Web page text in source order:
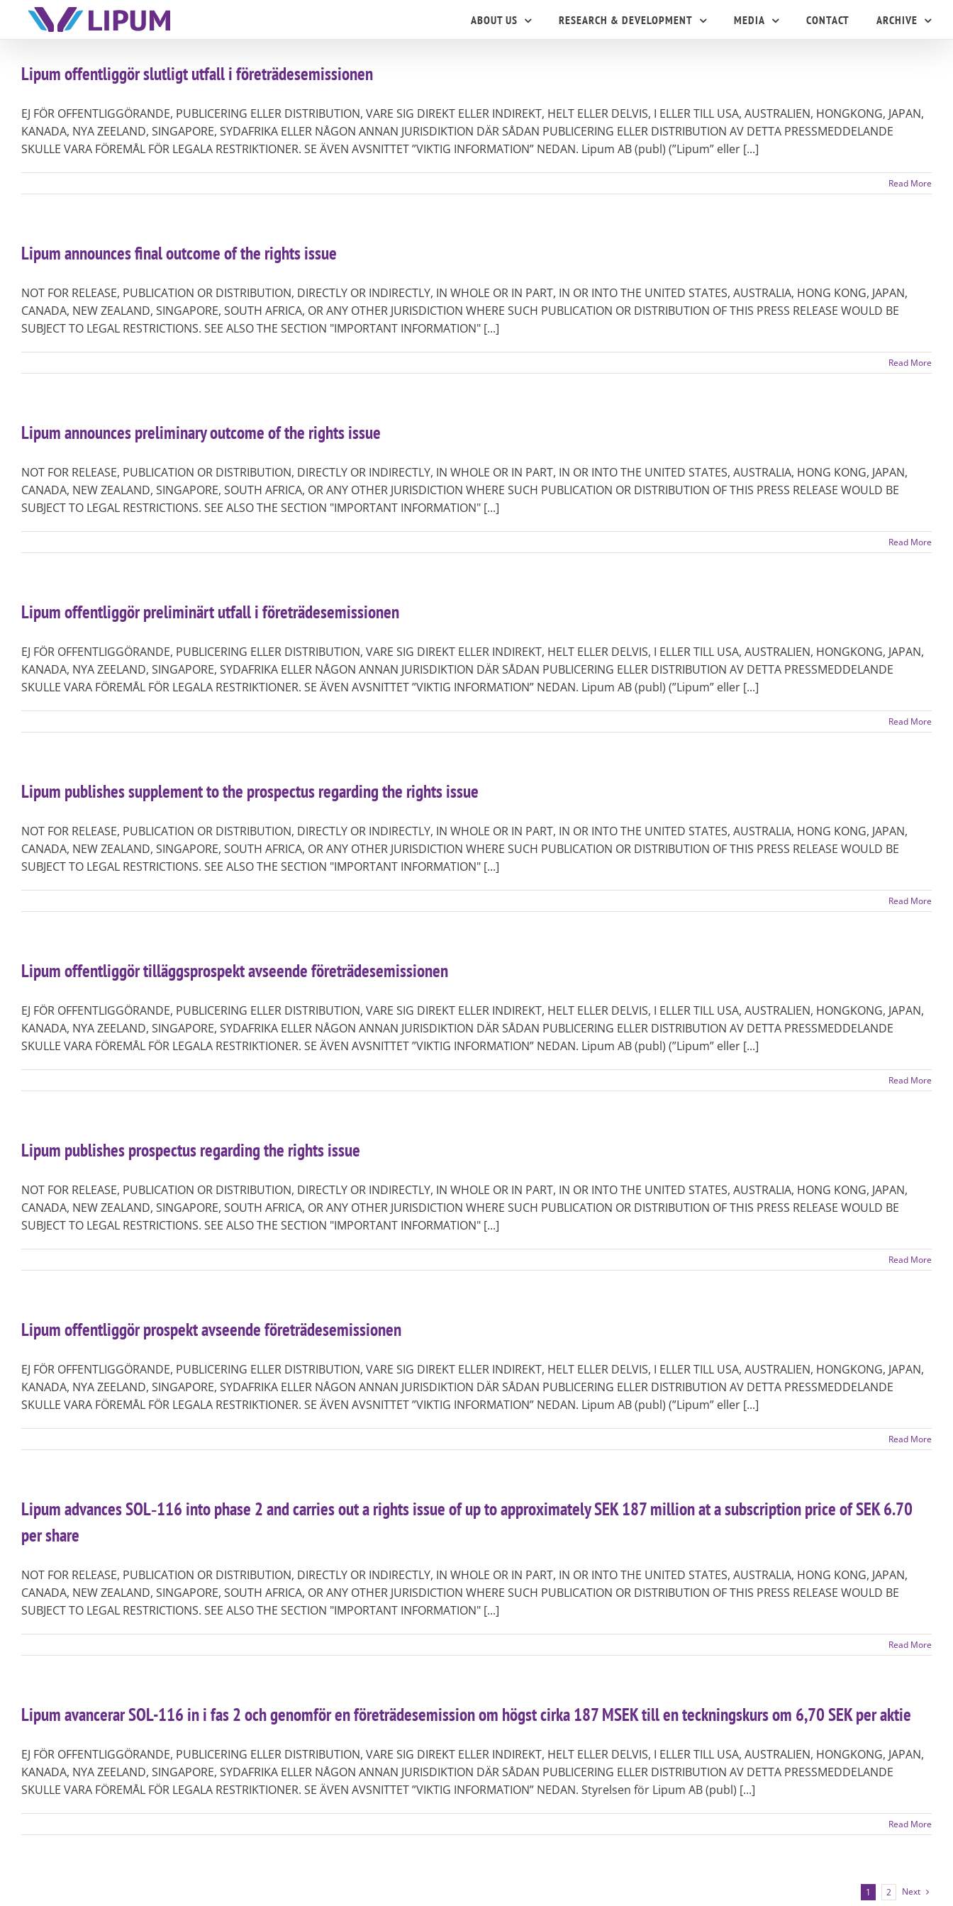
content
ABOUT US RESEARCH & DEVELOPMENT MEDIA CONTACT ARCHIVE
Lipum offentliggör slutligt utfall i företrädesemissionen
EJ FÖR OFFENTLIGGÖRANDE, PUBLICERING ELLER DISTRIBUTION, VARE SIG DIREKT ELLER INDIREKT, HELT ELLER DELVIS, I ELLER TILL USA, AUSTRALIEN, HONGKONG, JAPAN,
KANADA, NYA ZEELAND, SINGAPORE, SYDAFRIKA ELLER NÅGON ANNAN JURISDIKTION DÄR SÅDAN PUBLICERING ELLER DISTRIBUTION AV DETTA PRESSMEDDELANDE
SKULLE VARA FÖREMÅL FÖR LEGALA RESTRIKTIONER. SE ÄVEN AVSNITTET ”VIKTIG INFORMATION” NEDAN. Lipum AB (publ) (”Lipum” eller [...]
Read More
Lipum announces final outcome of the rights issue
NOT FOR RELEASE, PUBLICATION OR DISTRIBUTION, DIRECTLY OR INDIRECTLY, IN WHOLE OR IN PART, IN OR INTO THE UNITED STATES, AUSTRALIA, HONG KONG, JAPAN,
CANADA, NEW ZEALAND, SINGAPORE, SOUTH AFRICA, OR ANY OTHER JURISDICTION WHERE SUCH PUBLICATION OR DISTRIBUTION OF THIS PRESS RELEASE WOULD BE
SUBJECT TO LEGAL RESTRICTIONS. SEE ALSO THE SECTION "IMPORTANT INFORMATION" [...]
Read More
Lipum announces preliminary outcome of the rights issue
NOT FOR RELEASE, PUBLICATION OR DISTRIBUTION, DIRECTLY OR INDIRECTLY, IN WHOLE OR IN PART, IN OR INTO THE UNITED STATES, AUSTRALIA, HONG KONG, JAPAN,
CANADA, NEW ZEALAND, SINGAPORE, SOUTH AFRICA, OR ANY OTHER JURISDICTION WHERE SUCH PUBLICATION OR DISTRIBUTION OF THIS PRESS RELEASE WOULD BE
SUBJECT TO LEGAL RESTRICTIONS. SEE ALSO THE SECTION "IMPORTANT INFORMATION" [...]
Read More
Lipum offentliggör preliminärt utfall i företrädesemissionen
EJ FÖR OFFENTLIGGÖRANDE, PUBLICERING ELLER DISTRIBUTION, VARE SIG DIREKT ELLER INDIREKT, HELT ELLER DELVIS, I ELLER TILL USA, AUSTRALIEN, HONGKONG, JAPAN,
KANADA, NYA ZEELAND, SINGAPORE, SYDAFRIKA ELLER NÅGON ANNAN JURISDIKTION DÄR SÅDAN PUBLICERING ELLER DISTRIBUTION AV DETTA PRESSMEDDELANDE
SKULLE VARA FÖREMÅL FÖR LEGALA RESTRIKTIONER. SE ÄVEN AVSNITTET ”VIKTIG INFORMATION” NEDAN. Lipum AB (publ) (”Lipum” eller [...]
Read More
Lipum publishes supplement to the prospectus regarding the rights issue
NOT FOR RELEASE, PUBLICATION OR DISTRIBUTION, DIRECTLY OR INDIRECTLY, IN WHOLE OR IN PART, IN OR INTO THE UNITED STATES, AUSTRALIA, HONG KONG, JAPAN,
CANADA, NEW ZEALAND, SINGAPORE, SOUTH AFRICA, OR ANY OTHER JURISDICTION WHERE SUCH PUBLICATION OR DISTRIBUTION OF THIS PRESS RELEASE WOULD BE
SUBJECT TO LEGAL RESTRICTIONS. SEE ALSO THE SECTION "IMPORTANT INFORMATION" [...]
Read More
Lipum offentliggör tilläggsprospekt avseende företrädesemissionen
EJ FÖR OFFENTLIGGÖRANDE, PUBLICERING ELLER DISTRIBUTION, VARE SIG DIREKT ELLER INDIREKT, HELT ELLER DELVIS, I ELLER TILL USA, AUSTRALIEN, HONGKONG, JAPAN,
KANADA, NYA ZEELAND, SINGAPORE, SYDAFRIKA ELLER NÅGON ANNAN JURISDIKTION DÄR SÅDAN PUBLICERING ELLER DISTRIBUTION AV DETTA PRESSMEDDELANDE
SKULLE VARA FÖREMÅL FÖR LEGALA RESTRIKTIONER. SE ÄVEN AVSNITTET ”VIKTIG INFORMATION” NEDAN. Lipum AB (publ) (”Lipum” eller [...]
Read More
Lipum publishes prospectus regarding the rights issue
NOT FOR RELEASE, PUBLICATION OR DISTRIBUTION, DIRECTLY OR INDIRECTLY, IN WHOLE OR IN PART, IN OR INTO THE UNITED STATES, AUSTRALIA, HONG KONG, JAPAN,
CANADA, NEW ZEALAND, SINGAPORE, SOUTH AFRICA, OR ANY OTHER JURISDICTION WHERE SUCH PUBLICATION OR DISTRIBUTION OF THIS PRESS RELEASE WOULD BE
SUBJECT TO LEGAL RESTRICTIONS. SEE ALSO THE SECTION "IMPORTANT INFORMATION" [...]
Read More
Lipum offentliggör prospekt avseende företrädesemissionen
EJ FÖR OFFENTLIGGÖRANDE, PUBLICERING ELLER DISTRIBUTION, VARE SIG DIREKT ELLER INDIREKT, HELT ELLER DELVIS, I ELLER TILL USA, AUSTRALIEN, HONGKONG, JAPAN,
KANADA, NYA ZEELAND, SINGAPORE, SYDAFRIKA ELLER NÅGON ANNAN JURISDIKTION DÄR SÅDAN PUBLICERING ELLER DISTRIBUTION AV DETTA PRESSMEDDELANDE
SKULLE VARA FÖREMÅL FÖR LEGALA RESTRIKTIONER. SE ÄVEN AVSNITTET ”VIKTIG INFORMATION” NEDAN. Lipum AB (publ) (”Lipum” eller [...]
Read More
Lipum advances SOL‑116 into phase 2 and carries out a rights issue of up to approximately SEK 187 million at a subscription price of SEK 6.70
per share
NOT FOR RELEASE, PUBLICATION OR DISTRIBUTION, DIRECTLY OR INDIRECTLY, IN WHOLE OR IN PART, IN OR INTO THE UNITED STATES, AUSTRALIA, HONG KONG, JAPAN,
CANADA, NEW ZEALAND, SINGAPORE, SOUTH AFRICA, OR ANY OTHER JURISDICTION WHERE SUCH PUBLICATION OR DISTRIBUTION OF THIS PRESS RELEASE WOULD BE
SUBJECT TO LEGAL RESTRICTIONS. SEE ALSO THE SECTION "IMPORTANT INFORMATION" [...]
Read More
Lipum avancerar SOL-116 in i fas 2 och genomför en företrädesemission om högst cirka 187 MSEK till en teckningskurs om 6,70 SEK per aktie
EJ FÖR OFFENTLIGGÖRANDE, PUBLICERING ELLER DISTRIBUTION, VARE SIG DIREKT ELLER INDIREKT, HELT ELLER DELVIS, I ELLER TILL USA, AUSTRALIEN, HONGKONG, JAPAN,
KANADA, NYA ZEELAND, SINGAPORE, SYDAFRIKA ELLER NÅGON ANNAN JURISDIKTION DÄR SÅDAN PUBLICERING ELLER DISTRIBUTION AV DETTA PRESSMEDDELANDE
SKULLE VARA FÖREMÅL FÖR LEGALA RESTRIKTIONER. SE ÄVEN AVSNITTET ”VIKTIG INFORMATION” NEDAN. Styrelsen för Lipum AB (publ) [...]
Read More
1 2 Next